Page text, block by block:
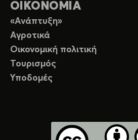
ΟΙΚΟΝΟΜΙΑ
«Ανάπτυξη»
Αγροτικά
Οικονομική πολιτική
Τουρισμός
Υποδομές